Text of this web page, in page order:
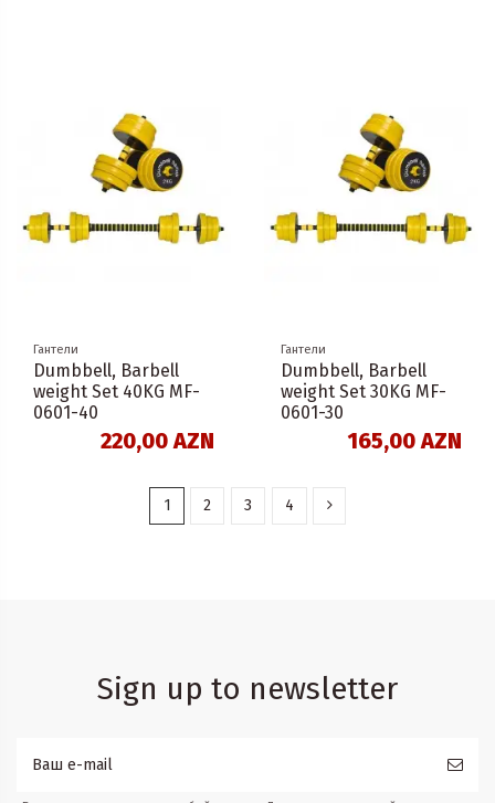
Гантели
Dumbbell, Barbell
weight Set 40KG MF-
0601-40
220,00 AZN
Гантели
Dumbbell, Barbell
weight Set 30KG MF-
0601-30
165,00 AZN
1 2 3 4
Sign up to newsletter